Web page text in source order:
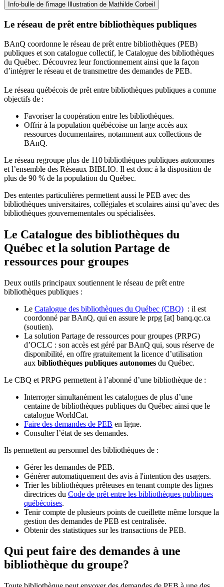
Info-bulle de l'image Illustration de Mathilde Corbeil
Le réseau de prêt entre bibliothèques publiques
BAnQ coordonne le réseau de prêt entre bibliothèques (PEB)
publiques et son catalogue collectif, le Catalogue des bibliothèques
du Québec. Découvrez leur fonctionnement ainsi que la façon
d’intégrer le réseau et de transmettre des demandes de PEB.
Le réseau québécois de prêt entre bibliothèques publiques a comme
objectifs de :
Favoriser la coopération entre les bibliothèques.
Offrir à la population québécoise un large accès aux
ressources documentaires, notamment aux collections de
BAnQ.
Le réseau regroupe plus de 110bibliothèques publiques autonomes
et l’ensemble des Réseaux BIBLIO. Il est donc à la disposition de
plus de 90 % de la population du Québec.
Des ententes particulières permettent aussi le PEB avec des
bibliothèques universitaires, collégiales et scolaires ainsi qu’avec des
bibliothèques gouvernementales ou spécialisées.
Le Catalogue des bibliothèques du
Québec et la solution Partage de
ressources pour groupes
Deux outils principaux soutiennent le réseau de prêt entre
bibliothèques publiques :
Le Catalogue des bibliothèques du Québec (CBQ) : il est
coordonné par BAnQ, qui en assure le prpg [at] banq.qc.ca
(soutien).
La solution Partage de ressources pour groupes (PRPG)
d’OCLC : son accès est géré par BAnQ qui, sous réserve de
disponibilité, en offre gratuitement la licence d’utilisation
aux bibliothèques publiques autonomes du Québec.
Le CBQ et PRPG permettent à l’abonné d’une bibliothèque de :
Interroger simultanément les catalogues de plus d’une
centaine de bibliothèques publiques du Québec ainsi que le
catalogue WorldCat.
Faire des demandes de PEB en ligne.
Consulter l’état de ses demandes.
Ils permettent au personnel des bibliothèques de :
Gérer les demandes de PEB.
Générer automatiquement des avis à l'intention des usagers.
Trier les bibliothèques prêteuses en tenant compte des lignes
directrices du Code de prêt entre les bibliothèques publiques
québécoises.
Tenir compte de plusieurs points de cueillette même lorsque la
gestion des demandes de PEB est centralisée.
Obtenir des statistiques sur les transactions de PEB.
Qui peut faire des demandes à une
bibliothèque du groupe?